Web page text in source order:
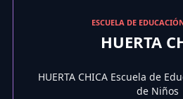
ESCUELA DE
HUERTA
HUERTA CHICA Escuela de
de Niños